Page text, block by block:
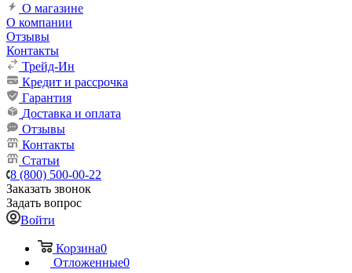
О магазине
О компании
Отзывы
Контакты
Трейд-Ин
Кредит и рассрочка
Гарантия
Доставка и оплата
Отзывы
Контакты
Статьи
8 (800) 500-00-22
Заказать звонок
Задать вопрос
Войти
Корзина0
Отложенные0